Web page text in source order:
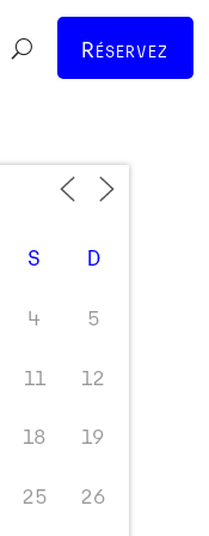
Réservez
S D
4 5
11 12
18 19
25 26